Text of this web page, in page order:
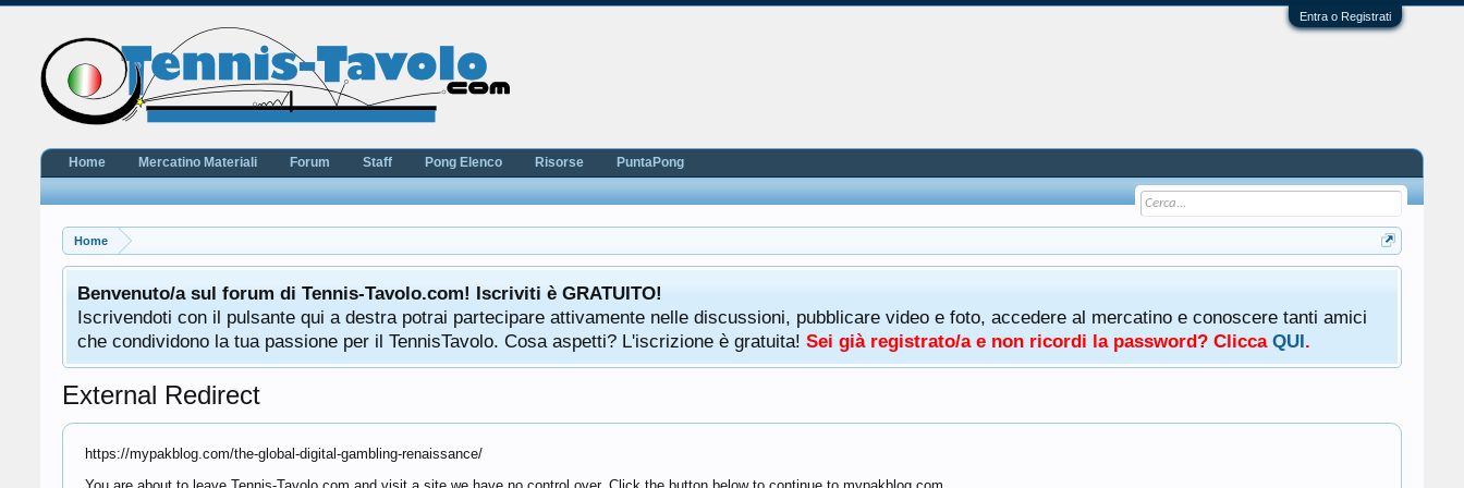
Entra o Registrati
Home
Benvenuto/a sul forum di Tennis-Tavolo.com! Iscriviti è GRATUITO!
Iscrivendoti con il pulsante qui a destra potrai partecipare attivamente nelle discussioni, pubblicare video e foto, accedere al mercatino e conoscere tanti amici
che condividono la tua passione per il TennisTavolo. Cosa aspetti? L'iscrizione è gratuita! Sei già registrato/a e non ricordi la password? Clicca QUI.
External Redirect
https://mypakblog.com/the-global-digital-gambling-renaissance/
Home Mercatino Materiali Forum Staff Pong Elenco Risorse PuntaPong